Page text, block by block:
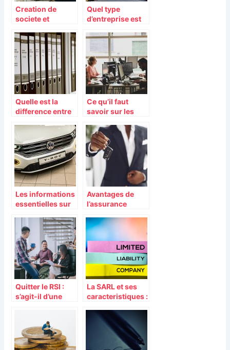
Creation de
societe et
comment faire ?
Quel type
d’entreprise est
Quelle est la
difference entre
l’extrait KBIS
Ce qu’il faut
savoir sur les
d’associations
Les informations
essentielles sur
la carte grise
Avantages de
l’assurance
minimale
Quitter le RSI :
s’agit-il d’une
La SARL et ses
caracteristiques :
savoir